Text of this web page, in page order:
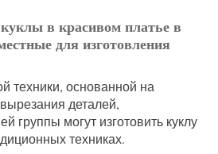
в красивом платье в
для изготовления
техники, основанной на
деталей,
группы могут изготовить куклу
техниках.